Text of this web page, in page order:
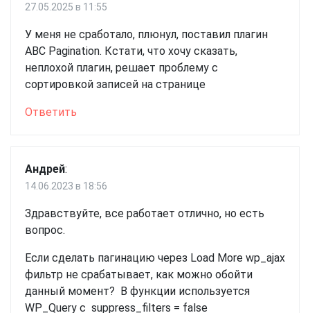
27.05.2025 в 11:55
У меня не сработало, плюнул, поставил плагин
ABC Pagination. Кстати, что хочу сказать,
неплохой плагин, решает проблему с
сортировкой записей на странице
Ответить
Андрей:
14.06.2023 в 18:56
Здравствуйте, все работает отлично, но есть
вопрос.
Если сделать пагинацию через Load More wp_ajax
фильтр не срабатывает, как можно обойти
данный момент? В функции используется
WP_Query с suppress_filters = false